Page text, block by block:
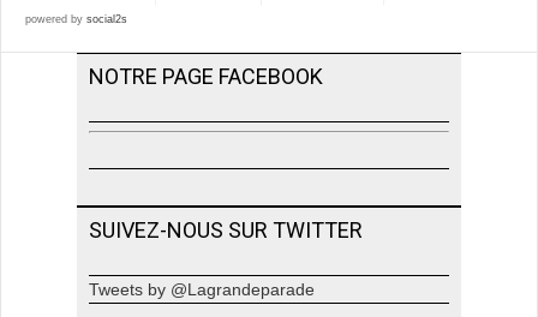
powered by social2s
NOTRE PAGE FACEBOOK
SUIVEZ-NOUS SUR TWITTER
Tweets by @Lagrandeparade